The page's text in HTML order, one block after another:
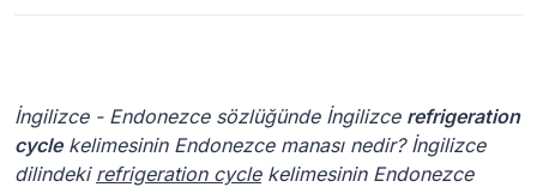
İngilizce - Endonezce sözlüğünde İngilizce refrigeration
cyclekelimesinin Endonezce manası nedir? İngilizce
dilindeki refrigeration cyclekelimesinin Endonezce